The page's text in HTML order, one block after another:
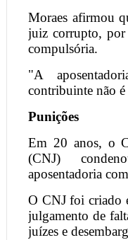
Moraes afirmou
juiz corrupto, por
compulsória.
"A
contribuinte não
Punições
Em 20 anos, o
(CNJ)
aposentadoria
O CNJ foi criado
julgamento de
juízes e